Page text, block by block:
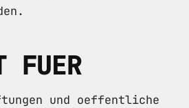
FUER
und oeffentliche